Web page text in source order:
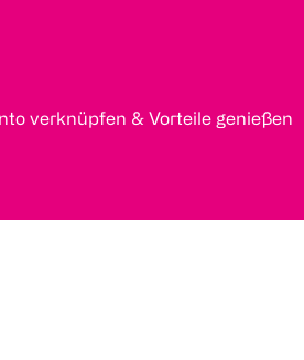
verknüpfen & Vorteile genießen